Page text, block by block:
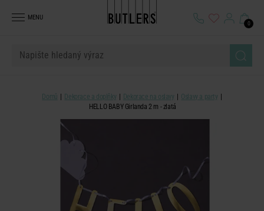
MENU
0
Domů Dekorace a doplňky Dekorace na oslavy
Oslavy a party
HELLO BABY Girlanda 2 m - zlatá